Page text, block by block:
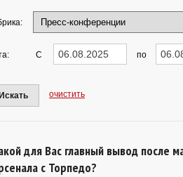
С по
Искать очистить
для Вас главный вывод после
с Торпедо?